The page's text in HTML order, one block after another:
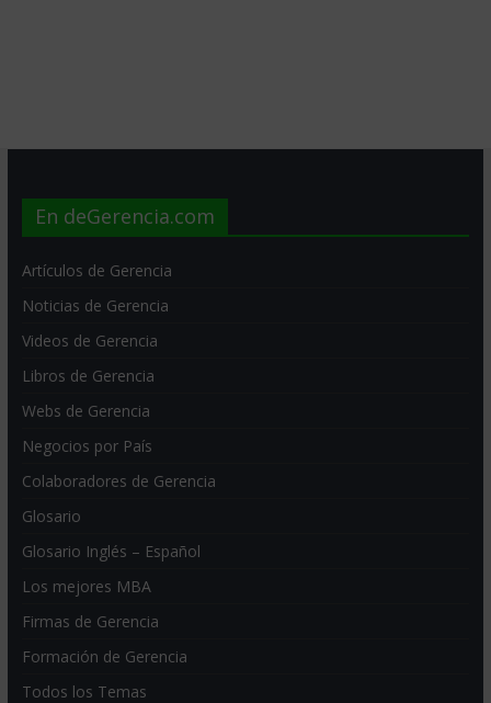
En deGerencia.com
Artículos de Gerencia
Noticias de Gerencia
Videos de Gerencia
Libros de Gerencia
Webs de Gerencia
Negocios por País
Colaboradores de Gerencia
Glosario
Glosario Inglés – Español
Los mejores MBA
Firmas de Gerencia
Formación de Gerencia
Todos los Temas